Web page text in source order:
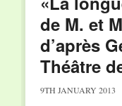
de M. et
d’après
Théâtre
9TH JANUARY 2013